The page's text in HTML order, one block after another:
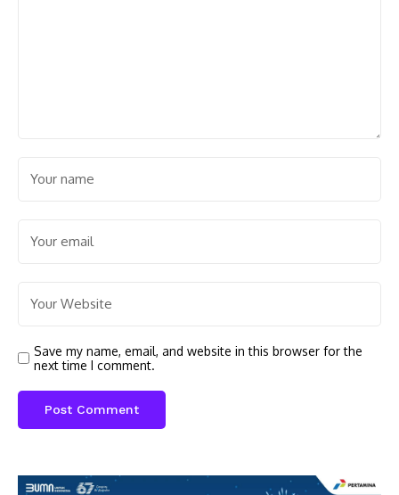
Save my name, email, and website in this browser for the
next time I comment.